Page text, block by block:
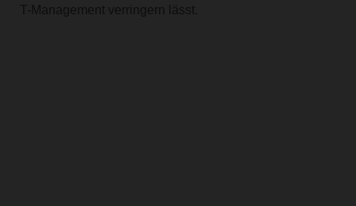
T-Management verringern lässt.